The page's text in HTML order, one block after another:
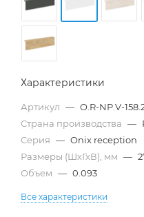
Характеристики
Артикул — O.R-NP.V-
Страна производства —
Серия — Onix reception
Размеры (ШхГхВ), мм —
Объем — 0.093
Все характеристики